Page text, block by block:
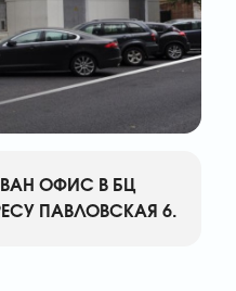
ОФИС В БЦ
ПАВЛОВСКАЯ 6.